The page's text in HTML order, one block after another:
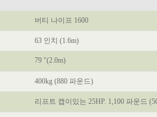
버티 나이프 1600
63 인치 (1.6m)
79 "(2.0m)
400kg (880 파운드)
리프트 캡이있는 25HP. 1,100 파운드